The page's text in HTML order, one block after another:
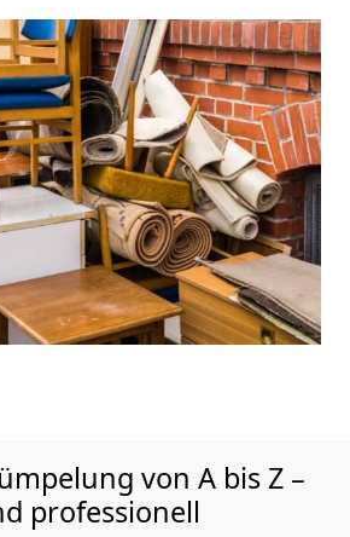
von A bis Z –
professionell